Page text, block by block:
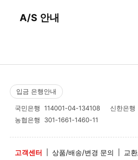
A/S 안내
입금 은행안내
국민은행 114001-04-134108 신한은행
농협은행 301-1661-1460-11
고객센터 상품/배송/변경 문의 교